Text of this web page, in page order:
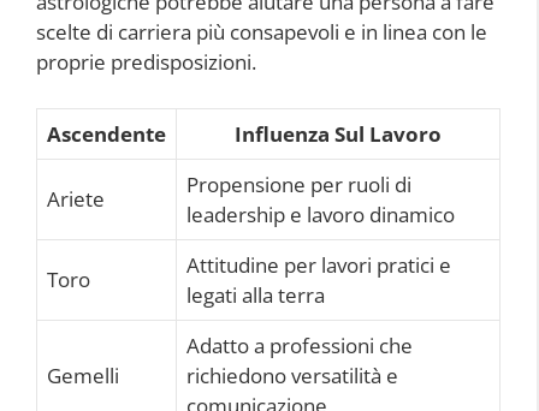
scelte di carriera più consapevoli e in linea con le
proprie predisposizioni.
Ascendente Influenza Sul Lavoro
Ariete
Propensione per ruoli di
leadership e lavoro dinamico
Toro
Attitudine per lavori pratici e
legati alla terra
Gemelli
Adatto a professioni che
richiedono versatilità e
comunicazione